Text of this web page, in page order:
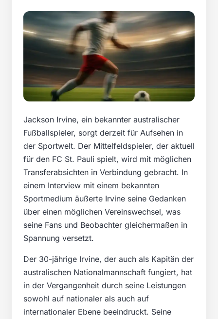
Jackson Irvine, ein bekannter australischer
Fußballspieler, sorgt derzeit für Aufsehen in
der Sportwelt. Der Mittelfeldspieler, der aktuell
für den FC St. Pauli spielt, wird mit möglichen
Transferabsichten in Verbindung gebracht. In
einem Interview mit einem bekannten
Sportmedium äußerte Irvine seine Gedanken
über einen möglichen Vereinswechsel, was
seine Fans und Beobachter gleichermaßen in
Spannung versetzt.
Der 30-jährige Irvine, der auch als Kapitän der
australischen Nationalmannschaft fungiert, hat
in der Vergangenheit durch seine Leistungen
sowohl auf nationaler als auch auf
internationaler Ebene beeindruckt. Seine